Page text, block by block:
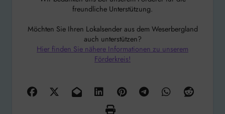
freundliche Unterstützung.
Möchten Sie Ihren Lokalsender aus dem Weserbergland
auch unterstützen?
Hier finden Sie nähere Informationen zu unserem
Förderkreis!